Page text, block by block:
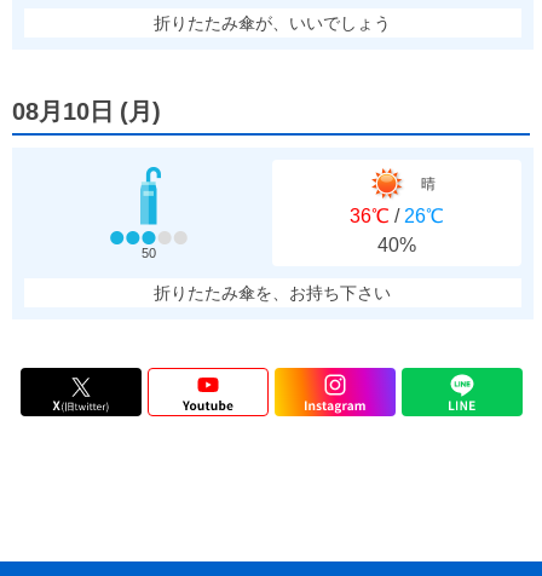
折りたたみ傘が、いいでしょう
08月10日 (月 )
50
晴
36℃ / 26℃
40%
折りたたみ傘を、お持ち下さい